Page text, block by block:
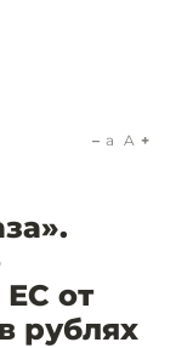
a A
ЕС от
рублях